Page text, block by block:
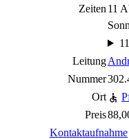
Zeiten 11
Leitung
Nummer
Ort
Preis
Kontaktaufnahme